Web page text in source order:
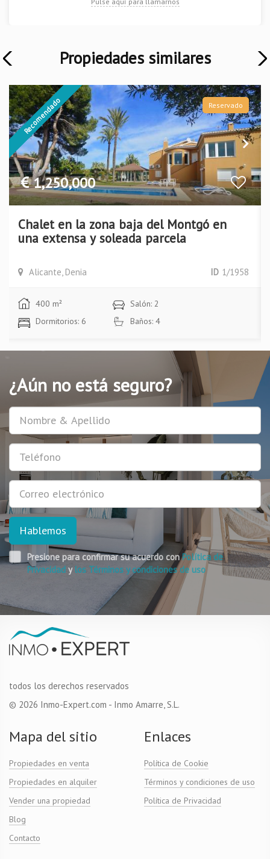
Propiedades similares
Recomendado Reservado
1,250,000
Chalet en la zona baja del Montgó en
una extensa y soleada parcela
Alicante, Denia ID 1/1958
400 m²
Salón: 2
Dormitorios: 6
Baños: 4
¿Aún no está seguro?
Usuario
Teléfono
E-
mail
Hablemos
Presione para confirmar su acuerdo conPolítica de
Privacidad y los Términos y condiciones de uso
todos los derechos reservados
© 2026 Inmo-Expert.com - Inmo Amarre, S.L.
Mapa del sitio
Propiedades en venta
Propiedades en alquiler
Vender una propiedad
Blog
Contacto
Enlaces
Política de Cookie
Términos y condiciones de uso
Política de Privacidad